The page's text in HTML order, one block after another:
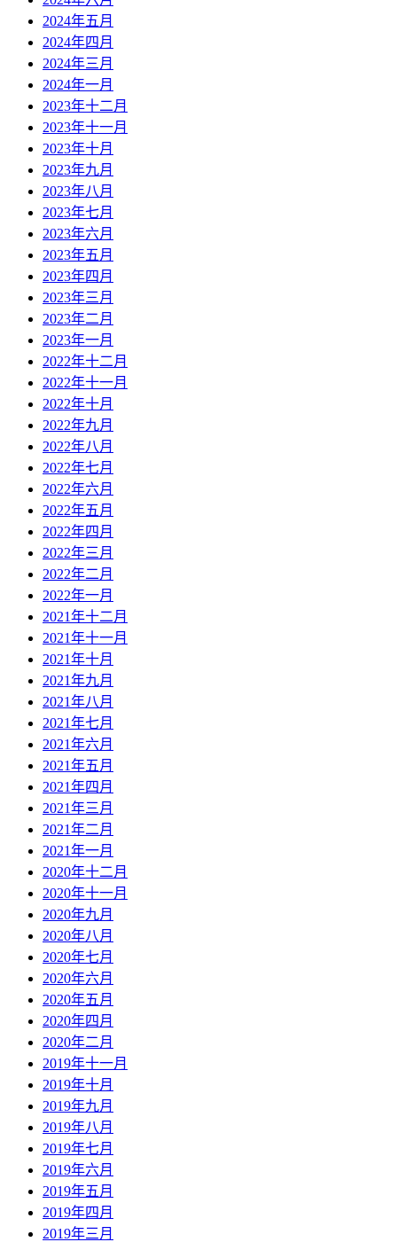
2024年五月
2024年四月
2024年三月
2024年一月
2023年十二月
2023年十一月
2023年十月
2023年九月
2023年八月
2023年七月
2023年六月
2023年五月
2023年四月
2023年三月
2023年二月
2023年一月
2022年十二月
2022年十一月
2022年十月
2022年九月
2022年八月
2022年七月
2022年六月
2022年五月
2022年四月
2022年三月
2022年二月
2022年一月
2021年十二月
2021年十一月
2021年十月
2021年九月
2021年八月
2021年七月
2021年六月
2021年五月
2021年四月
2021年三月
2021年二月
2021年一月
2020年十二月
2020年十一月
2020年九月
2020年八月
2020年七月
2020年六月
2020年五月
2020年四月
2020年二月
2019年十一月
2019年十月
2019年九月
2019年八月
2019年七月
2019年六月
2019年五月
2019年四月
2019年三月